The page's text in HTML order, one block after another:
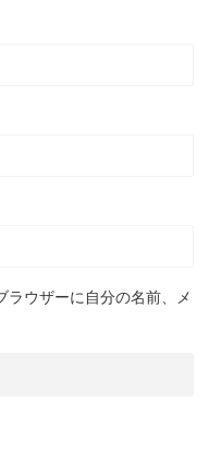
ラウザーに自分の名前、メ